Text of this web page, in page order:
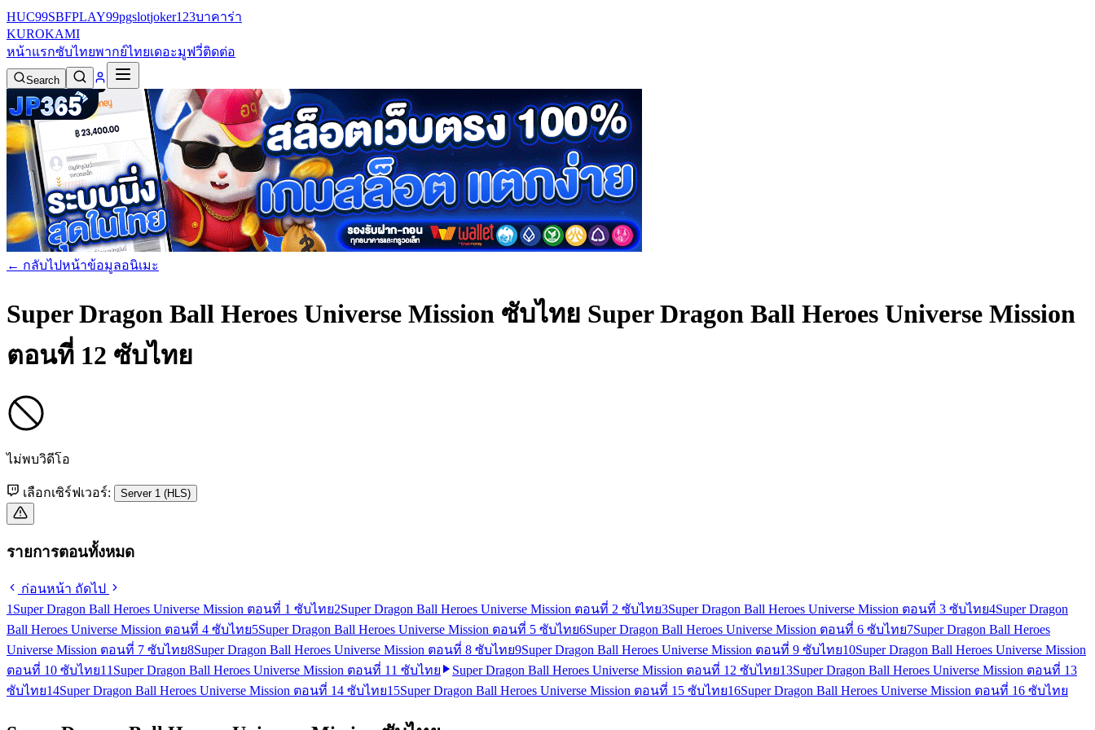
HUC99SBFPLAY99pgslotjoker123บาคาร่า
KUROKAMI
หน้าแรกซับไทยพากย์ไทยเดอะมูฟวี่ติดต่อ
Search
← กลับไปหน้าข้อมูลอนิเมะ
Super Dragon Ball Heroes Universe Mission ซับไทย Super Dragon Ball Heroes Universe Mission
ตอนที่ 12 ซับไทย
ไม่พบวิดีโอ
เลือกเซิร์ฟเวอร์: Server 1 (HLS)
รายการตอนทั้งหมด
ก่อนหน้า ถัดไป
1 Super Dragon Ball Heroes Universe Mission ตอนที่ 1 ซับไทย2Super Dragon Ball Heroes Universe Mission ตอนที่ 2 ซับไทย3Super Dragon Ball Heroes Universe Mission ตอนที่ 3 ซับไทย4Super Dragon
Ball Heroes Universe Mission ตอนที่ 4 ซับไทย5Super Dragon Ball Heroes Universe Mission ตอนที่ 5 ซับไทย6Super Dragon Ball Heroes Universe Mission ตอนที่ 6 ซับไทย7Super Dragon Ball Heroes
Universe Mission ตอนที่ 7 ซับไทย8Super Dragon Ball Heroes Universe Mission ตอนที่ 8 ซับไทย9Super Dragon Ball Heroes Universe Mission ตอนที่ 9 ซับไทย10Super Dragon Ball Heroes Universe Mission
ตอนที่ 10 ซับไทย11 Super Dragon Ball Heroes Universe Mission ตอนที่ 11 ซับไทย Super Dragon Ball Heroes Universe Mission ตอนที่ 12 ซับไทย13Super Dragon Ball Heroes Universe Mission ตอนที่ 13
ซับไทย14Super Dragon Ball Heroes Universe Mission ตอนที่ 14 ซับไทย15Super Dragon Ball Heroes Universe Mission ตอนที่ 15 ซับไทย16Super Dragon Ball Heroes Universe Mission ตอนที่ 16 ซับไทย